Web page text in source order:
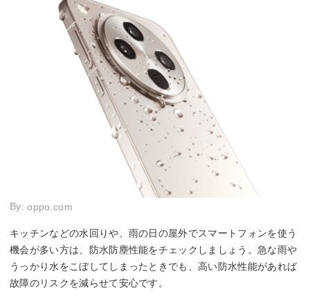
By:oppo.com
キッチンなどの水回りや、雨の日の屋外でスマートフォンを使う
機会が多い方は、防水防塵性能をチェックしましょう。急な雨や
うっかり水をこぼしてしまったときでも、高い防水性能があれば
故障のリスクを減らせて安心です。